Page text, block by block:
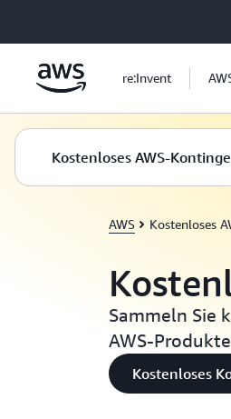
re:Invent
Kostenloses AWS-
AWS Kostenloses
Sammeln Sie
AWS-
Kostenloses